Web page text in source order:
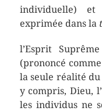
individuelle) et
exprimée dans la
l’Esprit
(prononcé
la seule réalité
y compris, Dieu,
les individus ne